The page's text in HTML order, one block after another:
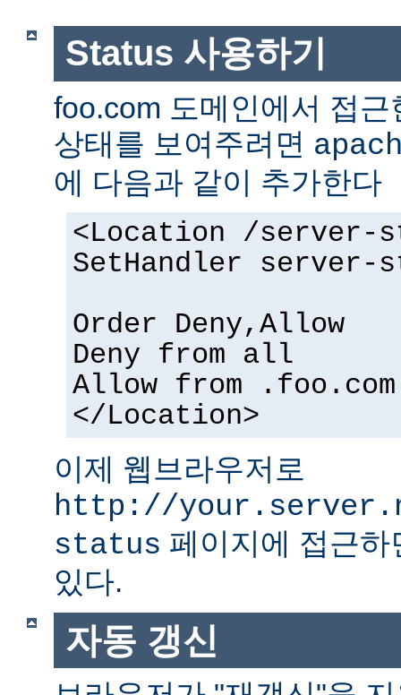
Status 사용하기
foo.com 도메인에서 접
상태를 보여주려면
에 다음과 같이 추가한다
<Location /server-
SetHandler server-
Order Deny,Allow
Deny from all
Allow from .foo.com
</Location>
이제 웹브라우저로
http://
status 페이지에 접근
있다.
자동 갱신